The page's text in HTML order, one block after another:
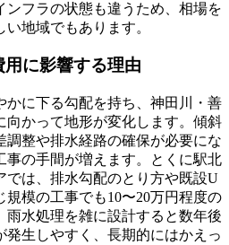
ンフラの状態も違うため、相場を
地域でもあります。
に影響する理由
かに下る勾配を持ち、神田川・善
向かって地形が変化します。傾斜
調整や排水経路の確保が必要にな
事の手間が増えます。とくに駅北
では、排水勾配のとり方や既設U
模の工事でも10〜20万円程度の
雨水処理を雑に設計すると数年後
発生しやすく、長期的にはかえっ